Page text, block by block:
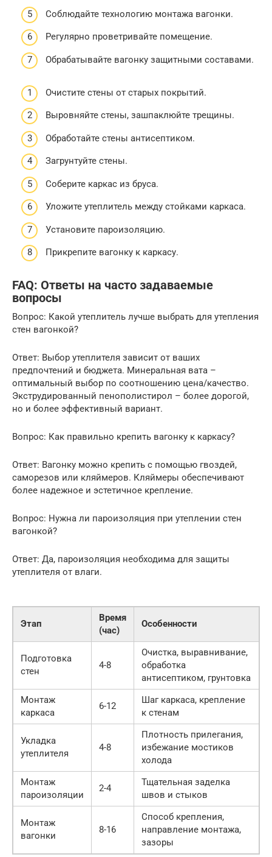
Соблюдайте технологию монтажа вагонки.
Регулярно проветривайте помещение.
Обрабатывайте вагонку защитными составами.
Очистите стены от старых покрытий.
Выровняйте стены, зашпаклюйте трещины.
Обработайте стены антисептиком.
Загрунтуйте стены.
Соберите каркас из бруса.
Уложите утеплитель между стойками каркаса.
Установите пароизоляцию.
Прикрепите вагонку к каркасу.
FAQ: Ответы на часто задаваемые
вопросы
Вопрос: Какой утеплитель лучше выбрать для утепления
стен вагонкой?
Ответ: Выбор утеплителя зависит от ваших
предпочтений и бюджета. Минеральная вата –
оптимальный выбор по соотношению цена/качество.
Экструдированный пенополистирол – более дорогой,
но и более эффективный вариант.
Вопрос: Как правильно крепить вагонку к каркасу?
Ответ: Вагонку можно крепить с помощью гвоздей,
саморезов или кляймеров. Кляймеры обеспечивают
более надежное и эстетичное крепление.
Вопрос: Нужна ли пароизоляция при утеплении стен
вагонкой?
Ответ: Да, пароизоляция необходима для защиты
утеплителя от влаги.
Этап
Время
(час)
Особенности
Подготовка
стен
4-8
Очистка, выравнивание,
обработка
антисептиком, грунтовка
Монтаж
каркаса
6-12
Шаг каркаса, крепление
к стенам
Укладка
утеплителя
4-8
Плотность прилегания,
избежание мостиков
холода
Монтаж
пароизоляции
2-4
Тщательная заделка
швов и стыков
Монтаж
вагонки
8-16
Способ крепления,
направление монтажа,
зазоры